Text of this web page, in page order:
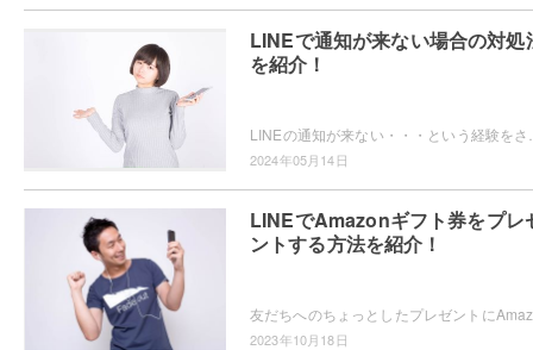
LINEで通知が来ない場合の対処
を紹介！
2024年05月14日
LINEでAmazonギフト券をプレ
ントする方法を紹介！
2023年10月18日